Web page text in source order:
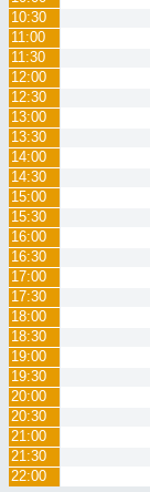
10:30
11:00
11:30
12:00
12:30
13:00
13:30
14:00
14:30
15:00
15:30
16:00
16:30
17:00
17:30
18:00
18:30
19:00
19:30
20:00
20:30
21:00
21:30
22:00